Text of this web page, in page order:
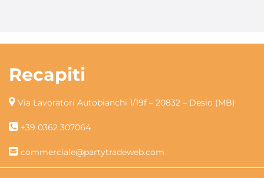
Recapiti
Via Lavoratori Autobianchi 1/19f – 20832 – Desio (MB)
+39 0362 307064
commerciale@partytradeweb.com